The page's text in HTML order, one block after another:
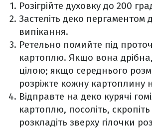
Розігрійте духовку до 200
Застеліть деко пергаментом
випікання.
Ретельно помийте під
картоплю. Якщо вона
цілою; якщо середнього
розріжте кожну картоплину
Відправте на деко курячі
картоплю, посоліть, скропіть
розкладіть зверху гілочки